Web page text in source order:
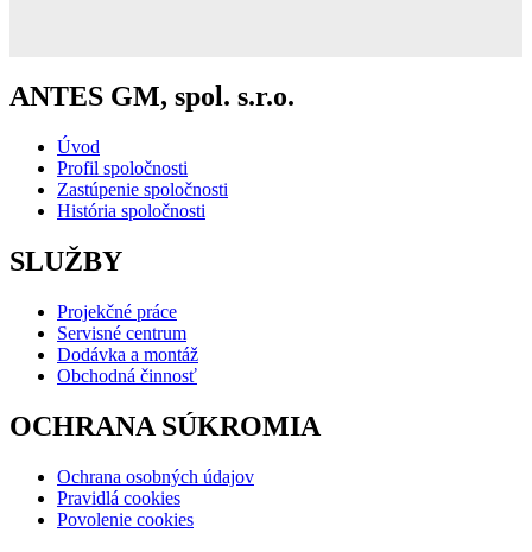
ANTES GM, spol. s.r.o.
Úvod
Profil spoločnosti
Zastúpenie spoločnosti
História spoločnosti
SLUŽBY
Projekčné práce
Servisné centrum
Dodávka a montáž
Obchodná činnosť
OCHRANA SÚKROMIA
Ochrana osobných údajov
Pravidlá cookies
Povolenie cookies